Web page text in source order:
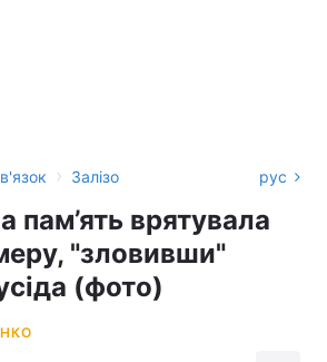
› Залізо рус
пам’ять врятувала
"зловивши"
(фото)